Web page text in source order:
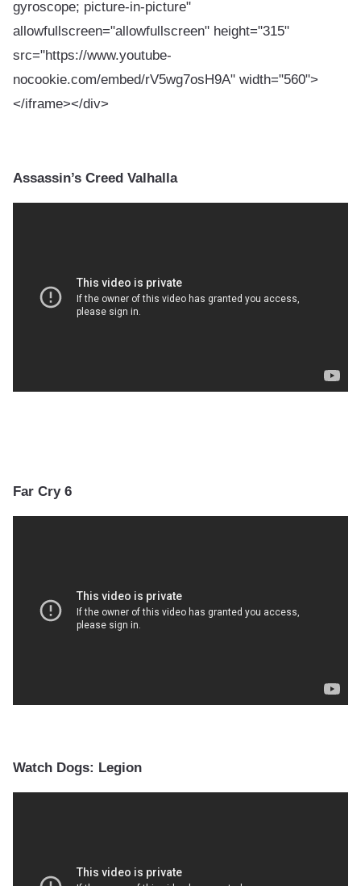
gyroscope; picture-in-picture"
allowfullscreen="allowfullscreen" height="315"
src="https://www.youtube-
nocookie.com/embed/rV5wg7osH9A" width="560">
</iframe></div>
Assassin’s Creed Valhalla
Far Cry 6
Watch Dogs: Legion